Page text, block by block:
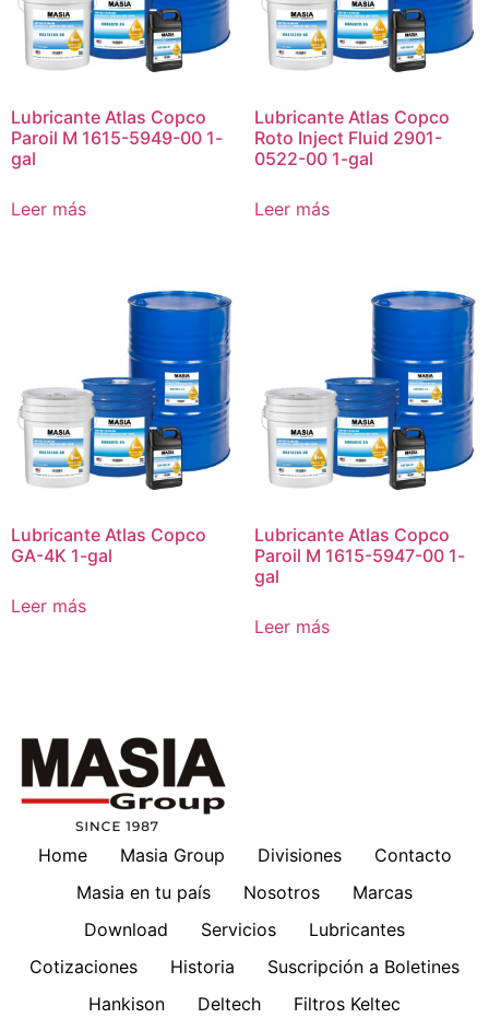
Lubricante Atlas Copco
Paroil M 1615-5949-00 1-
gal
Leer más
Lubricante Atlas Copco
Roto Inject Fluid 2901-
0522-00 1-gal
Leer más
Lubricante Atlas Copco
GA-4K 1-gal
Leer más
Lubricante Atlas Copco
Paroil M 1615-5947-00 1-
gal
Leer más
Home Masia Group Divisiones
Contacto
Masia en tu país
Nosotros
Marcas
Download
Servicios
Lubricantes
Cotizaciones
Historia
Suscripción a Boletines
Hankison
Deltech
Filtros Keltec